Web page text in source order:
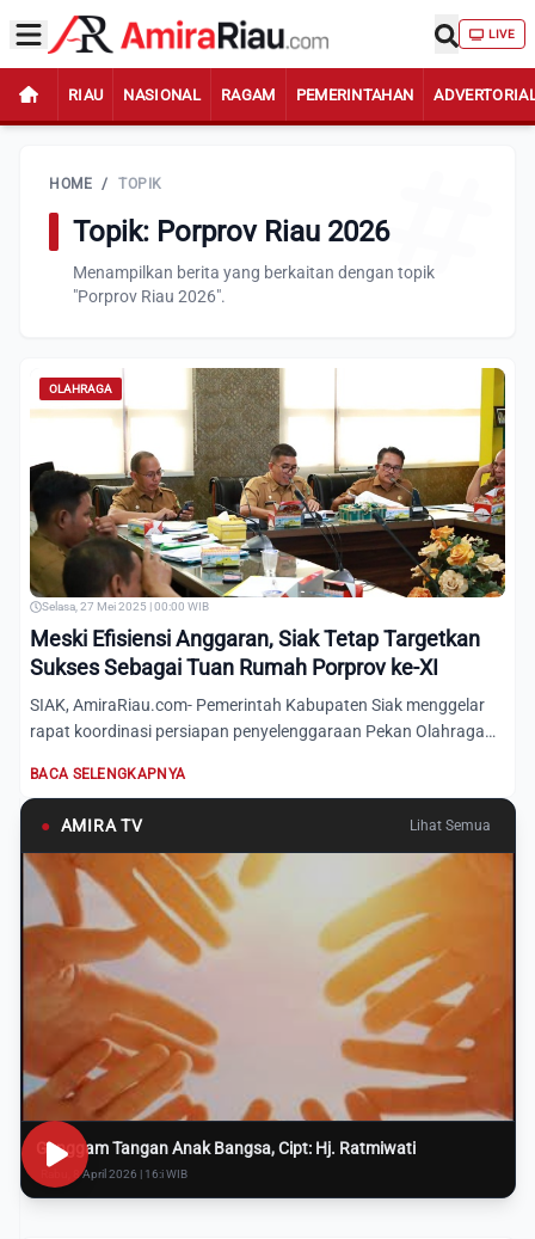
LIVE
RIAU NASIONAL RAGAM PEMERINTAHAN
HOME / TOPIK
Topik: Porprov Riau 2026
Menampilkan berita yang berkaitan dengan topik
"Porprov Riau 2026".
OLAHRAGA
Selasa, 27 Mei 2025 | 00:00 WIB
Meski Efisiensi Anggaran, Siak Tetap Targetkan
Sukses Sebagai Tuan Rumah Porprov ke-XI
SIAK, AmiraRiau.com- Pemerintah Kabupaten Siak menggelar
rapat koordinasi persiapan penyelenggaraan Pekan Olahraga
BACA SELENGKAPNYA
● AMIRA TV Lihat Semua
Genggam Tangan Anak Bangsa, Cipt: Hj. Ratmiwati
Rabu, 8 April 2026 | 16:i WIB